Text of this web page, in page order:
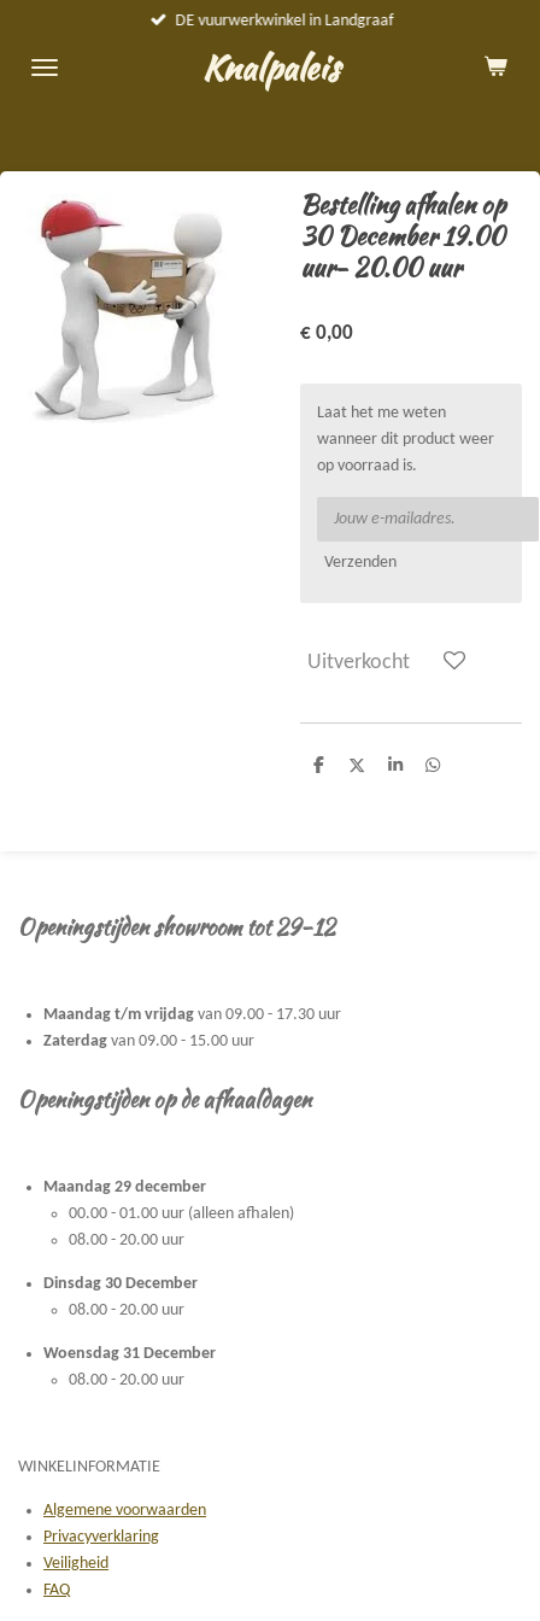
naar
Knalpaleis
DE vuurwerkwinkel in Landgraaf
Bestelling afhalen op
30 December 19.00
uur- 20.00 uur
€ 0,00
Laat het me weten
wanneer dit product weer
op voorraad is.
Verzenden
Uitverkocht
D
D
S
D
Openingstijden showroom tot 29-12
Maandag t/m vrijdag van 09.00 - 17.30 uur
Zaterdag van 09.00 - 15.00 uur
Openingstijden op de afhaaldagen
Maandag 29 december
00.00 - 01.00 uur (alleen afhalen)
08.00 - 20.00 uur
Dinsdag 30 December
08.00 - 20.00 uur
Woensdag 31 December
08.00 - 20.00 uur
WINKELINFORMATIE
Algemene voorwaarden
Privacyverklaring
Veiligheid
FAQ